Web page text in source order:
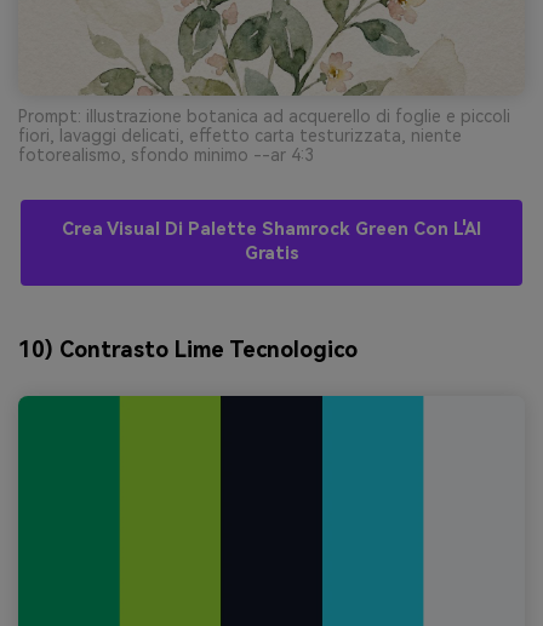
Prompt: illustrazione botanica ad acquerello di foglie e piccoli
fiori, lavaggi delicati, effetto carta testurizzata, niente
fotorealismo, sfondo minimo --ar 4:3
Crea Visual Di Palette Shamrock Green Con L'AI
Gratis
10) Contrasto Lime Tecnologico